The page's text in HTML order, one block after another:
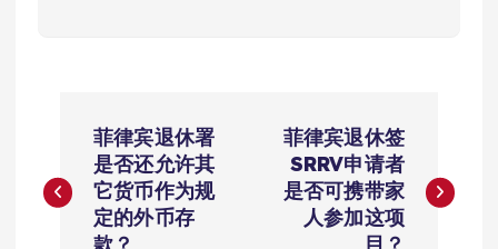
章
导
菲律宾退休署
是否还允许其
它货币作为规
定的外币存
菲律宾退休签
SRRV申请者
是否可携带家
人参加这项